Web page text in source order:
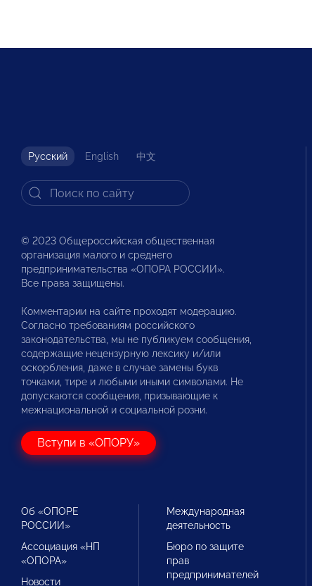
Русский English 中文
© 2023 Общероссийская общественная
организация малого и среднего
предпринимательства «ОПОРА РОССИИ».
Все права защищены.
Комментарии на сайте проходят модерацию.
Согласно требованиям российского
законодательства, мы не публикуем сообщения,
содержащие нецензурную лексику и/или
оскорбления, даже в случае замены букв
точками, тире и любыми иными символами. Не
допускаются сообщения, призывающие к
межнациональной и социальной розни.
Вступи в «ОПОРУ»
Об «ОПОРЕ
РОССИИ»
Ассоциация «НП
«ОПОРА»
Новости
Международная
деятельность
Бюро по защите
прав
предпринимателей